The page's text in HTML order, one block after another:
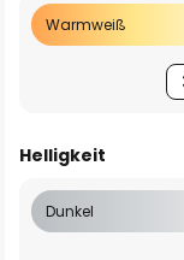
Warmweiß
Helligkeit
Dunkel